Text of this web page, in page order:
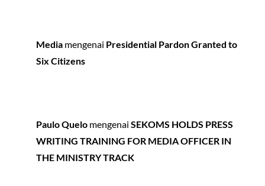
Media mengenai Presidential Pardon Granted to
Six Citizens
Paulo Quelo mengenaiSEKOMS HOLDS PRESS
WRITING TRAINING FOR MEDIA OFFICER IN
THE MINISTRY TRACK